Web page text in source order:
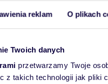
reklam O plikach
Twoich danych
przetwarzamy Twoje
z takich technologii jak pliki
|